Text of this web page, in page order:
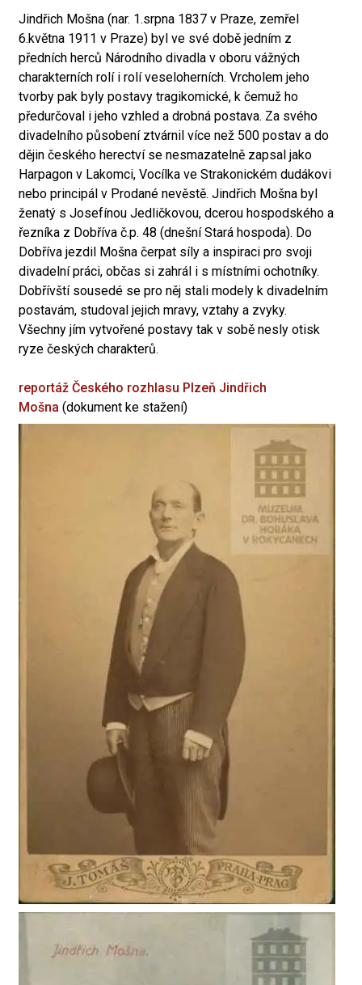
Jindřich Mošna (nar. 1.srpna 1837 v Praze, zemřel
6.května 1911 v Praze) byl ve své době jedním z
předních herců Národního divadla v oboru vážných
charakterních rolí i rolí veseloherních. Vrcholem jeho
tvorby pak byly postavy tragikomické, k čemuž ho
předurčoval i jeho vzhled a drobná postava. Za svého
divadelního působení ztvárnil více než 500 postav a do
dějin českého herectví se nesmazatelně zapsal jako
Harpagon v Lakomci, Vocílka ve Strakonickém dudákovi
nebo principál v Prodané nevěstě. Jindřich Mošna byl
ženatý s Josefínou Jedličkovou, dcerou hospodského a
řezníka z Dobříva č.p. 48 (dnešní Stará hospoda). Do
Dobříva jezdil Mošna čerpat síly a inspiraci pro svoji
divadelní práci, občas si zahrál i s místními ochotníky.
Dobřívští sousedé se pro něj stali modely k divadelním
postavám, studoval jejich mravy, vztahy a zvyky.
Všechny jím vytvořené postavy tak v sobě nesly otisk
ryze českých charakterů.
reportáž Českého rozhlasu Plzeň Jindřich
Mošna (dokument ke stažení)